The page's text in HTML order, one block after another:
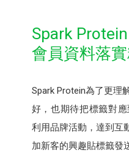
Spark
會員資料落
Spark Protein為了更理
好，也期待把標籤對
利用品牌活動，達到互
加新客的興趣貼標籤發